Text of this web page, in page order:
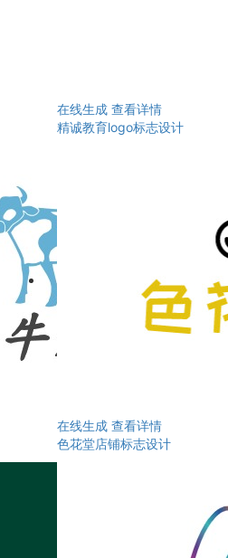
在线生成 查看详情
精诚教育logo标志设计
在线生成 查看详情
色花堂店铺标志设计